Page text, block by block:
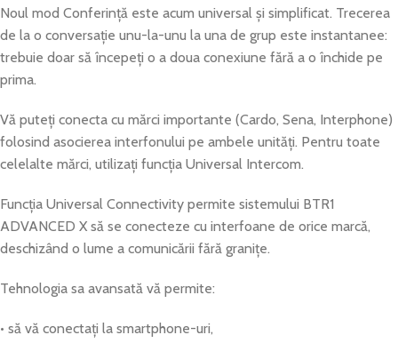
Noul mod Conferință este acum universal și simplificat. Trecerea
de la o conversație unu-la-unu la una de grup este instantanee:
trebuie doar să începeți o a doua conexiune fără a o închide pe
prima.
Vă puteți conecta cu mărci importante (Cardo, Sena, Interphone)
folosind asocierea interfonului pe ambele unități. Pentru toate
celelalte mărci, utilizați funcția Universal Intercom.
Funcția Universal Connectivity permite sistemului BTR1
ADVANCED X să se conecteze cu interfoane de orice marcă,
deschizând o lume a comunicării fără granițe.
Tehnologia sa avansată vă permite:
• să vă conectați la smartphone-uri,